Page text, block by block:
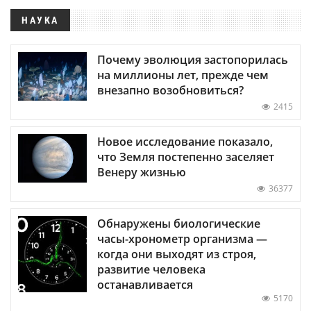
НАУКА
Почему эволюция застопорилась
на миллионы лет, прежде чем
внезапно возобновиться?
2415
Новое исследование показало,
что Земля постепенно заселяет
Венеру жизнью
36377
Обнаружены биологические
часы-хронометр организма —
когда они выходят из строя,
развитие человека
останавливается
5170